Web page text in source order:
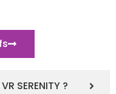
SERENITY ?